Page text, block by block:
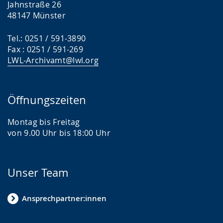
Jahnstraße 26
48147 Münster
Tel.: 0251 / 591-3890
Fax : 0251 / 591-269
LWL-Archivamt@lwl.org
Öffnungszeiten
Montag bis Freitag
von 9.00 Uhr bis 18:00 Uhr
Unser Team
Ansprechpartner:innen